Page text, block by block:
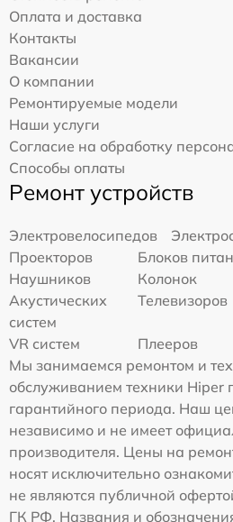
Оплата и доставка
Контакты
Вакансии
О компании
Ремонтируемые модели
Наши услуги
Согласие на обработку
Способы оплаты
Ремонт устройств
Электровелосипедов
Проекторов
Блоков
Наушников
Колонок
Акустических
систем
Телевизоров
VR систем
Плееров
Мы занимаемся ремонтом и
обслуживанием техники Hiper
гарантийного периода. Наш
независимо и не имеет
производителя. Цены на
носят исключительно
не являются публичной
ГК РФ. Названия и